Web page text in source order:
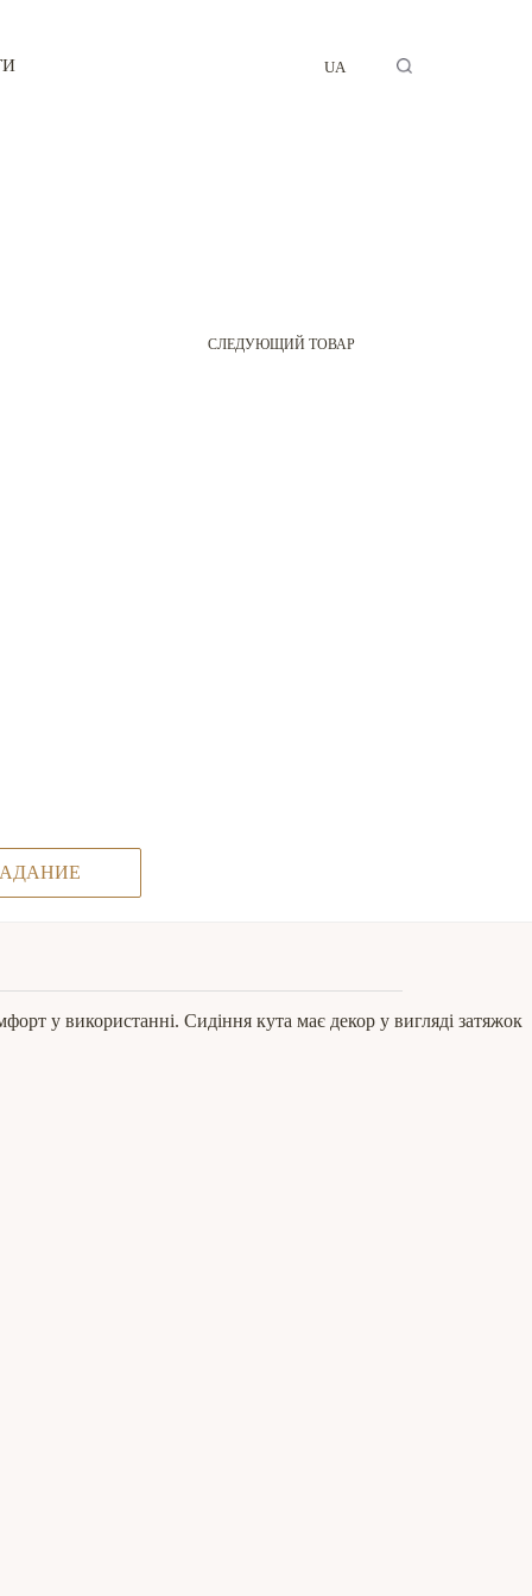
UA
СЛЕДУЮЩИЙ ТОВАР
у використанні. Сидіння кута має декор у вигляді затяжок